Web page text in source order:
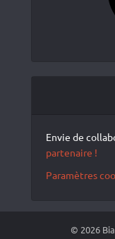
Envie de
partenaire !
Paramètres
© 2026